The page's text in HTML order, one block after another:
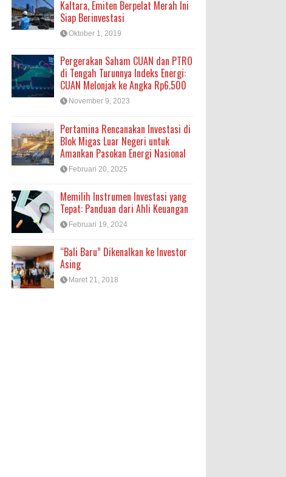
Kaltara, Emiten Berpelat Merah Ini
Siap Berinvestasi
Oktober 1, 2019
Pergerakan Saham CUAN dan PTRO
di Tengah Turunnya Indeks Energi:
CUAN Melonjak ke Angka Rp6.500
November 9, 2023
Pertamina Rencanakan Investasi di
Blok Migas Luar Negeri untuk
Amankan Pasokan Energi Nasional
Februari 20, 2025
Memilih Instrumen Investasi yang
Tepat: Panduan dari Ahli Keuangan
Februari 19, 2024
“Bali Baru” Dikenalkan ke Investor
Asing
Maret 21, 2018